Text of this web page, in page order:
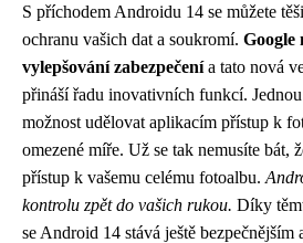
S příchodem Androidu 14 se můžete
ochranu vašich dat a soukromí. Google
vylepšování zabezpečenía tato nová
přináší řadu inovativních funkcí.
možnost udělovat aplikacím přístup k
omezené míře. Už se tak nemusíte bát,
přístup k vašemu celému fotoalbu.
kontrolu zpět do vašich rukou. Díky
se Android 14 stává ještě bezpečnějším